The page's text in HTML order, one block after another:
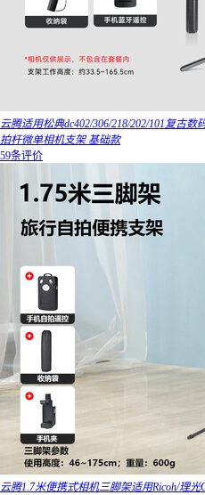
云腾适用松典dc402/306/218/202/101复古
拍杆微单相机支架 基础款
59条评价
云腾1.7米便携式相机三脚架适用Ricoh/理